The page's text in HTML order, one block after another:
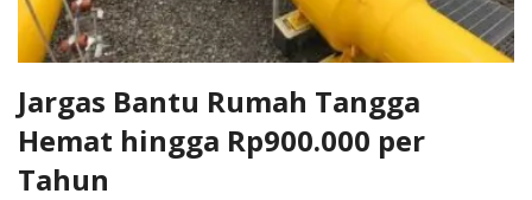
Jargas Bantu Rumah Tangga
Hemat hingga Rp900.000 per
Tahun